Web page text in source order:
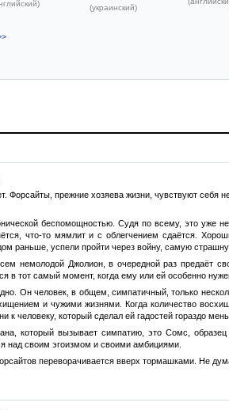
(украинский)
Форсайты, прежние хозяева жизни, чувствуют
беспомощностью. Судя по всему, это
что-то мямлит и с облегчением сдаётся.
раньше, успели пройти через войну, самую
немолодой Джолион, в очередной раз предаёт
в тот самый момент, когда ему или ей особенно
Он человек, в общем, симпатичный, только
и чужими жизнями. Когда количество
к человеку, который сделал ей гадостей гораздо
который вызывает симпатию, это Сомс,
над своим эгоизмом и своими амбициями.
переворачивается вверх тормашками. Не